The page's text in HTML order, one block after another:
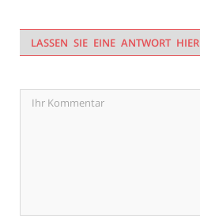
LASSEN SIE EINE ANTWORT HIER